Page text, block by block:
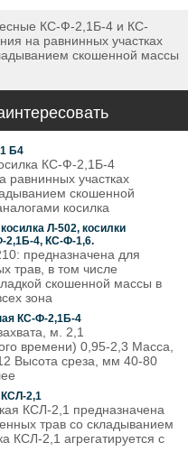
КС-Ф-2,1Б-4 и КС-
на равнинных участках
скошенной массы
Б4
КС-Ф-2,1Б-4
равнинных участках
скошенной
косилка
Л-502, косилки
2,1Б-4, КС-Ф-1,6.
предназначена для
трав, в том числе
скошенной массы в
зона
КС-Ф-2,1Б-4
м. 2,1
времени) 0,95-2,3 Масса,
Высота среза, мм 40-80
КСЛ-2,1
КСЛ-2,1 предназначена
трав со складыванием
КСЛ-2,1 агрегатируется с